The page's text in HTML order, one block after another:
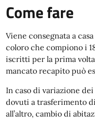
Come fare
Viene consegnata a
coloro che compiono i
iscritti per la prima
mancato recapito può
In caso di variazione
dovuti a trasferimento
all’altro, cambio di